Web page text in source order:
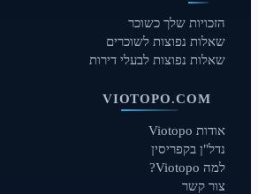
הזכויות שלך כשוכר
שאלות נפוצות לשוכרים
שאלות נפוצות לבעלי דירות
VIOTOPO.COM
אודות Viotopo
נדל"ן בקפריסין
למה Viotopo?
צור קשר